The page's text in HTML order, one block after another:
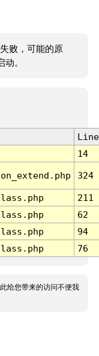
败，可能的原
。
Line
14
324
211
62
94
76
给您带来的访问不便我